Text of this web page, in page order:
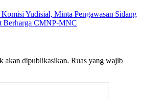
Yudisial, Minta Pengawasan Sidang
Berharga CMNP-MNC
akan dipublikasikan. Ruas yang wajib